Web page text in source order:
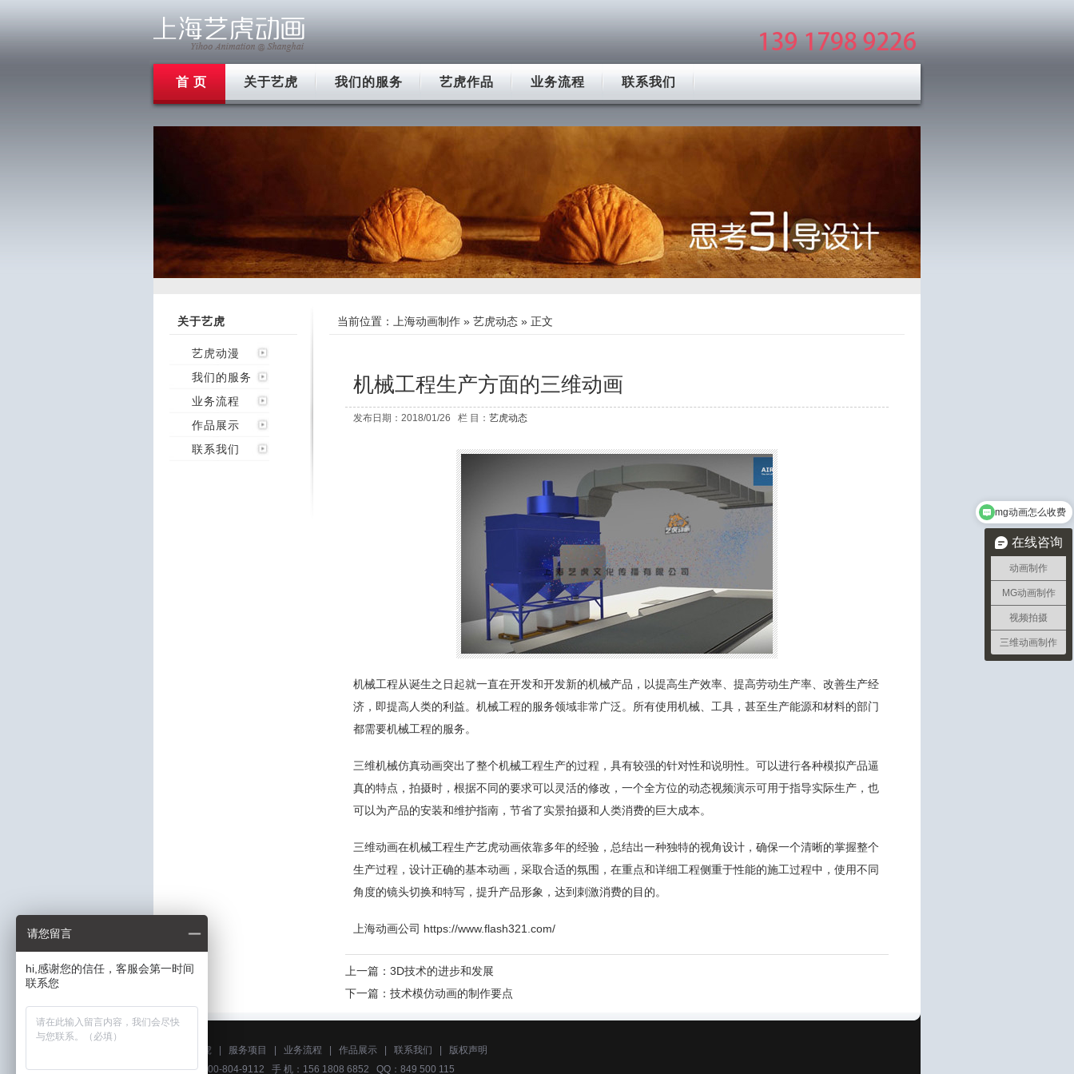
首 页 关于艺虎 我们的服务 艺虎作品 业务流程 联系我们
关于艺虎
艺虎动漫
我们的服务
业务流程
作品展示
联系我们
当前位置： 上海动画制作 » 艺虎动态 » 正文
机械工程生产方面的三维动画
发布日期：2018/01/26 栏 目： 艺虎动态
机械工程从诞生之日起就一直在开发和开发新的机械产品，以提高生产效率、提高劳动生产率、改善生产经
济，即提高人类的利益。机械工程的服务领域非常广泛。所有使用机械、工具，甚至生产能源和材料的部门
都需要机械工程的服务。
三维机械仿真动画突出了整个机械工程生产的过程，具有较强的针对性和说明性。可以进行各种模拟产品逼
真的特点，拍摄时，根据不同的要求可以灵活的修改，一个全方位的动态视频演示可用于指导实际生产，也
可以为产品的安装和维护指南，节省了实景拍摄和人类消费的巨大成本。
三维动画在机械工程生产艺虎动画依靠多年的经验，总结出一种独特的视角设计，确保一个清晰的掌握整个
生产过程，设计正确的基本动画，采取合适的氛围，在重点和详细工程侧重于性能的施工过程中，使用不同
角度的镜头切换和特写，提升产品形象，达到刺激消费的目的。
上海动画公司 https://www.flash321.com/
上一篇： 3D技术的进步和发展
下一篇： 技术模仿动画的制作要点
关于艺虎 服务项目 业务流程 作品展示 联系我们
版权声明
电话：400-804-9112 手 机：156 1808 6852 QQ：849 500 115
在线咨询
动画制作
MG动画制作
视频拍摄
三维动画制作
mg动画怎么收费
请您留言
hi,感谢您的信任，客服会第一时间
联系您